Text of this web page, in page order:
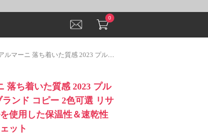
0
プルオーバーパーカー ブランド コピー 2色可選 リサイクルポリエステルを使用した保温性＆速乾性に優れる裏起毛スウェット
落ち着いた質感 2023 プル
ンド コピー 2色可選 リサ
使用した保温性＆速乾性
ット